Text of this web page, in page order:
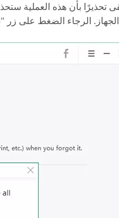
تحذيرًا بأن هذه العملية
الرجاء الضغط على زر